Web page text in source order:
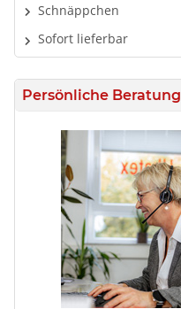
Schnäppchen
Sofort lieferbar
Persönliche Beratung